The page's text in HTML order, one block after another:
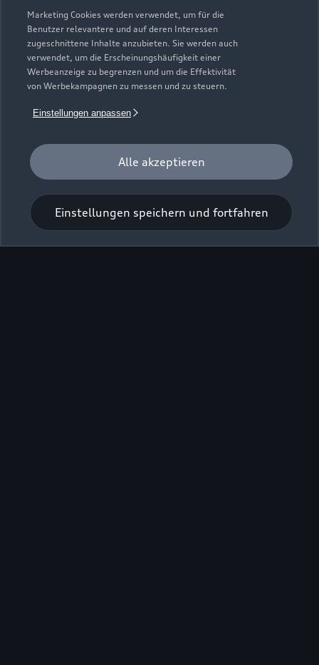
Marketing Cookies werden verwendet, um für die
Benutzer relevantere und auf deren Interessen
zugeschnittene Inhalte anzubieten. Sie werden auch
verwendet, um die Erscheinungshäufigkeit einer
Werbeanzeige zu begrenzen und um die Effektivität
von Werbekampagnen zu messen und zu steuern.
Einstellungen anpassen
Alle akzeptieren
Einstellungen speichern und fortfahren
Zur Inspektion